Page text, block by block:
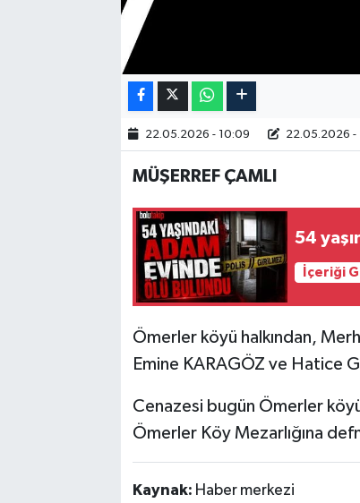
22.05.2026 - 10:09 22.05.2026 -
MÜŞERREF ÇAMLI
54
İçeriği
Ömerler köyü halkından,
Emine KARAGÖZ ve Hatice
Cenazesi bugün Ömerler
Ömerler Köy Mezarlığına
Kaynak: Haber merkezi